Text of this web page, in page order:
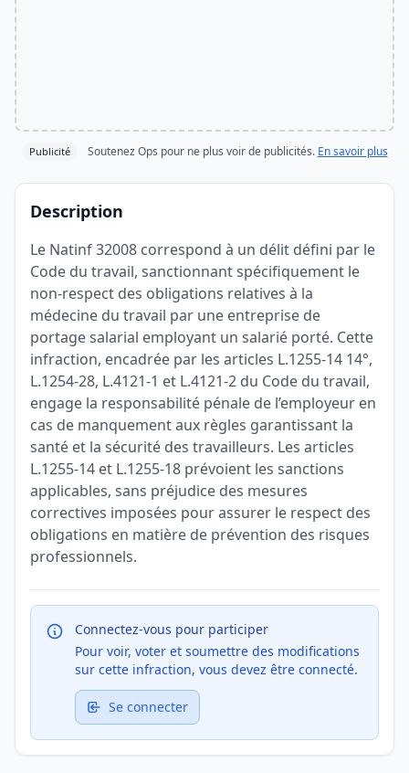
Publicité Soutenez Ops pour ne plus voir de publicités. En savoir plus
Description
Le Natinf 32008 correspond à un délit défini par le
Code du travail, sanctionnant spécifiquement le
non-respect des obligations relatives à la
médecine du travail par une entreprise de
portage salarial employant un salarié porté. Cette
infraction, encadrée par les articles L.1255-14 14°,
L.1254-28, L.4121-1 et L.4121-2 du Code du travail,
engage la responsabilité pénale de l’employeur en
cas de manquement aux règles garantissant la
santé et la sécurité des travailleurs. Les articles
L.1255-14 et L.1255-18 prévoient les sanctions
applicables, sans préjudice des mesures
correctives imposées pour assurer le respect des
obligations en matière de prévention des risques
professionnels.
Connectez-vous pour participer
Pour voir, voter et soumettre des modifications
sur cette infraction, vous devez être connecté.
Se connecter